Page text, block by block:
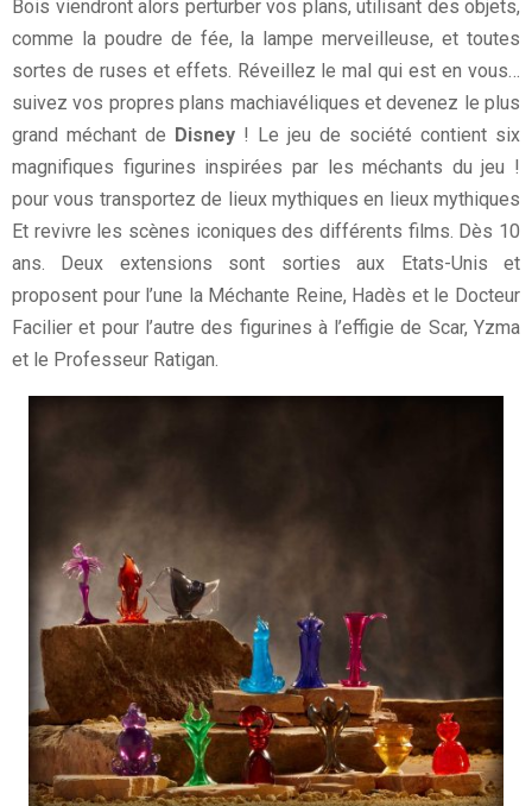
Bois viendront alors perturber vos plans, utilisant des objets,
comme la poudre de fée, la lampe merveilleuse, et toutes
sortes de ruses et effets. Réveillez le mal qui est en vous…
suivez vos propres plans machiavéliques et devenez le plus
grand méchant de Disney ! Le jeu de société contient six
magnifiques figurines inspirées par les méchants du jeu !
pour vous transportez de lieux mythiques en lieux mythiques
Et revivre les scènes iconiques des différents films. Dès 10
ans. Deux extensions sont sorties aux Etats-Unis et
proposent pour l’une la Méchante Reine, Hadès et le Docteur
Facilier et pour l’autre des figurines à l’effigie de Scar, Yzma
et le Professeur Ratigan.